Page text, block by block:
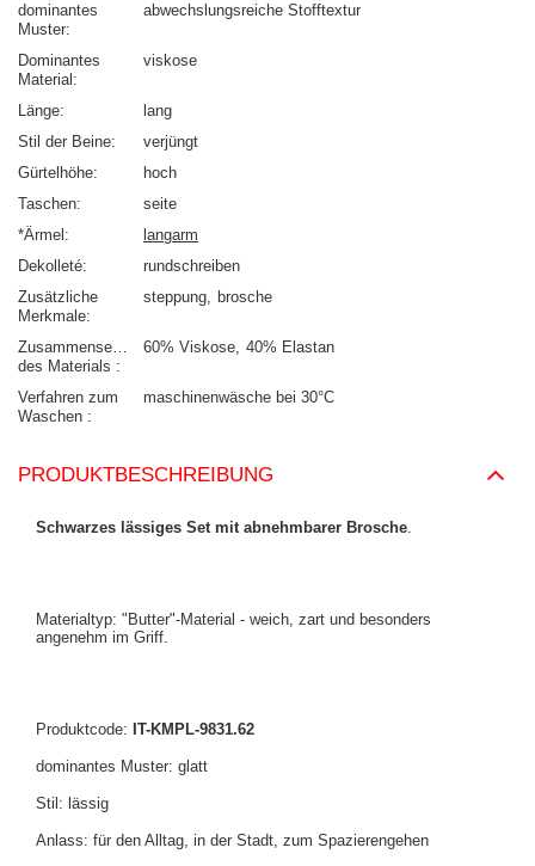
dominantes
Muster
abwechslungsreiche Stofftextur
Dominantes
Material
viskose
Länge
lang
Stil der Beine
verjüngt
Gürtelhöhe
hoch
Taschen
seite
*Ärmel
langarm
Dekolleté
rundschreiben
Zusätzliche
Merkmale
steppung brosche
Zusammensetzung
des Materials
60% Viskose 40% Elastan
Verfahren zum
Waschen
maschinenwäsche bei 30°C
PRODUKTBESCHREIBUNG
Schwarzes lässiges Set mit abnehmbarer Brosche.
Materialtyp: "Butter"-Material - weich, zart und besonders
angenehm im Griff.
Produktcode: IT-KMPL-9831.62
dominantes Muster: glatt
Stil: lässig
Anlass: für den Alltag, in der Stadt, zum Spazierengehen